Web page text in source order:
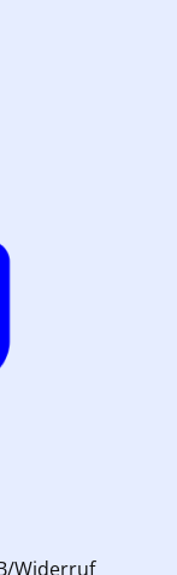
Widerruf